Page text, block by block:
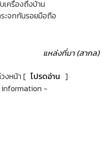
เครื่องถึงบ้าน
ะจกกันรอยมือถือ
แหล่งที่มา (สากล)
งหน้า [ โปรดอ่าน ]
information -